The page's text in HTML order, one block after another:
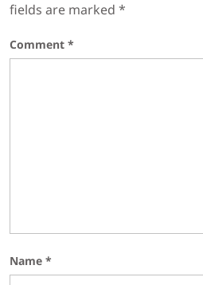
fields are marked *
Comment *
Name *